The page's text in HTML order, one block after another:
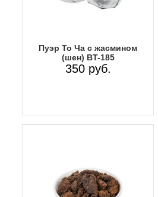
Пуэр То Ча с жасмином
(шен) ВT-185
350 руб.